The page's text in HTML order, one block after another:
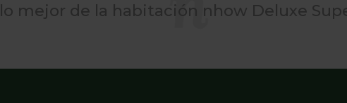
lo mejor de la habitación nhow Deluxe